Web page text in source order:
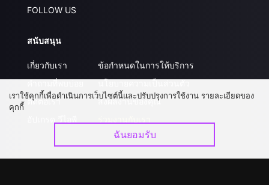
FOLLOW US
สนับสนุน
เกี่ยวกับเรา
ติดต่อเรา
ข้อกำหนดในการให้บริการ
ส่งผลงานของคุณ
เราใช้คุกกี้เพื่อดำเนินการเว็บไซต์นี้และปรับปรุงการใช้งาน รายละเอียดของ
คุกกี้
ฉันยอมรับ